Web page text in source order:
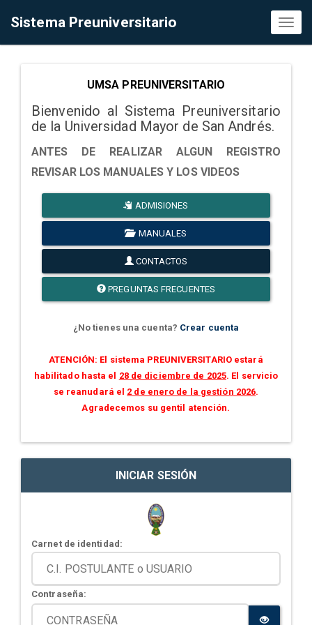
Sistema Preuniversitario
UMSA PREUNIVERSITARIO
Bienvenido al Sistema Preuniversitario
de la Universidad Mayor de San Andrés.
ANTES DE REALIZAR ALGUN REGISTRO
REVISAR LOS MANUALES Y LOS VIDEOS
ADMISIONES
MANUALES
CONTACTOS
PREGUNTAS FRECUENTES
¿No tienes una cuenta? Crear cuenta
ATENCIÓN: El sistema PREUNIVERSITARIO estará
habilitado hasta el 28 de diciembre de 2025. El servicio
se reanudará el 2 de enero de la gestión 2026.
Agradecemos su gentil atención.
INICIAR SESIÓN
Carnet de identidad:
Contraseña: